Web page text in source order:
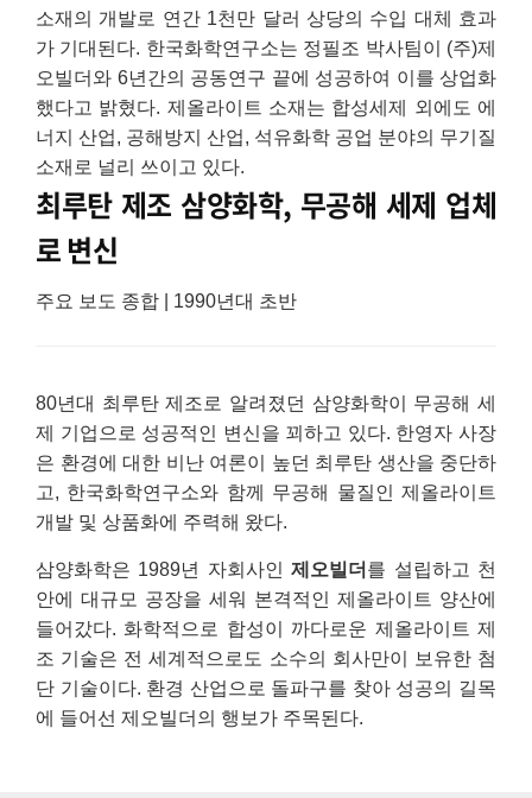
소재의 개발로 연간 1천만 달러 상당의 수입 대체 효과
가 기대된다. 한국화학연구소는 정필조 박사팀이 (주)제
오빌더와 6년간의 공동연구 끝에 성공하여 이를 상업화
했다고 밝혔다. 제올라이트 소재는 합성세제 외에도 에
너지 산업, 공해방지 산업, 석유화학 공업 분야의 무기질
소재로 널리 쓰이고 있다.
최루탄 제조 삼양화학, 무공해 세제 업체
로 변신
주요 보도 종합 | 1990년대 초반
80년대 최루탄 제조로 알려졌던 삼양화학이 무공해 세
제 기업으로 성공적인 변신을 꾀하고 있다. 한영자 사장
은 환경에 대한 비난 여론이 높던 최루탄 생산을 중단하
고, 한국화학연구소와 함께 무공해 물질인 제올라이트
개발 및 상품화에 주력해 왔다.
삼양화학은 1989년 자회사인제오빌더 를 설립하고 천
안에 대규모 공장을 세워 본격적인 제올라이트 양산에
들어갔다. 화학적으로 합성이 까다로운 제올라이트 제
조 기술은 전 세계적으로도 소수의 회사만이 보유한 첨
단 기술이다. 환경 산업으로 돌파구를 찾아 성공의 길목
에 들어선 제오빌더의 행보가 주목된다.